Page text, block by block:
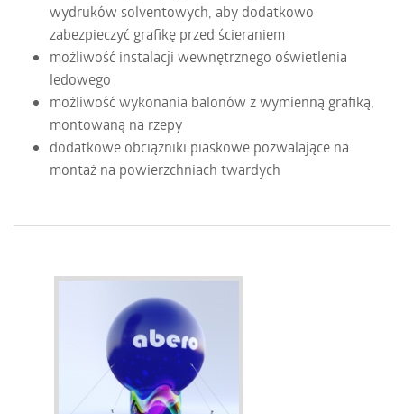
wydruków solventowych, aby dodatkowo
zabezpieczyć grafikę przed ścieraniem
możliwość instalacji wewnętrznego oświetlenia
ledowego
możliwość wykonania balonów z wymienną grafiką,
montowaną na rzepy
dodatkowe obciążniki piaskowe pozwalające na
montaż na powierzchniach twardych